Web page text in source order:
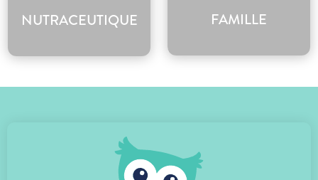
NUTRACEUTIQUE FAMILLE